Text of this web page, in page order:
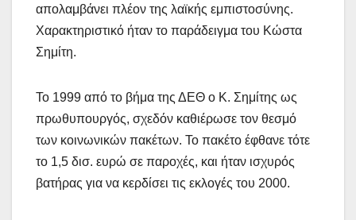
απολαμβάνει πλέον της λαϊκής εμπιστοσύνης.
Χαρακτηριστικό ήταν το παράδειγμα του Κώστα
Σημίτη.
Το 1999 από το βήμα της ΔΕΘ ο Κ. Σημίτης ως
πρωθυπουργός, σχεδόν καθιέρωσε τον θεσμό
των κοινωνικών πακέτων. Το πακέτο έφθανε τότε
το 1,5 δισ. ευρώ σε παροχές, και ήταν ισχυρός
βατήρας για να κερδίσει τις εκλογές του 2000.